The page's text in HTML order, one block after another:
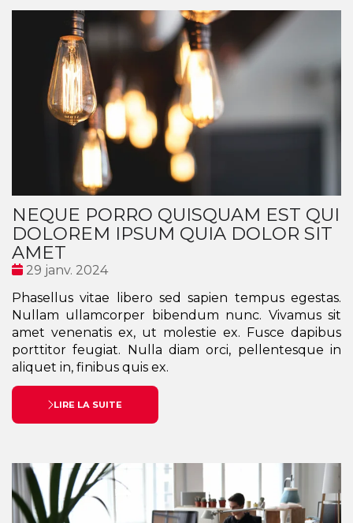
NEQUE PORRO QUISQUAM EST QUI
DOLOREM IPSUM QUIA DOLOR SIT
AMET
Date
29 janv. 2024
Phasellus vitae libero sed sapien tempus egestas.
Nullam ullamcorper bibendum nunc. Vivamus sit
amet venenatis ex, ut molestie ex. Fusce dapibus
porttitor feugiat. Nulla diam orci, pellentesque in
aliquet in, finibus quis ex.
LIRE LA SUITE